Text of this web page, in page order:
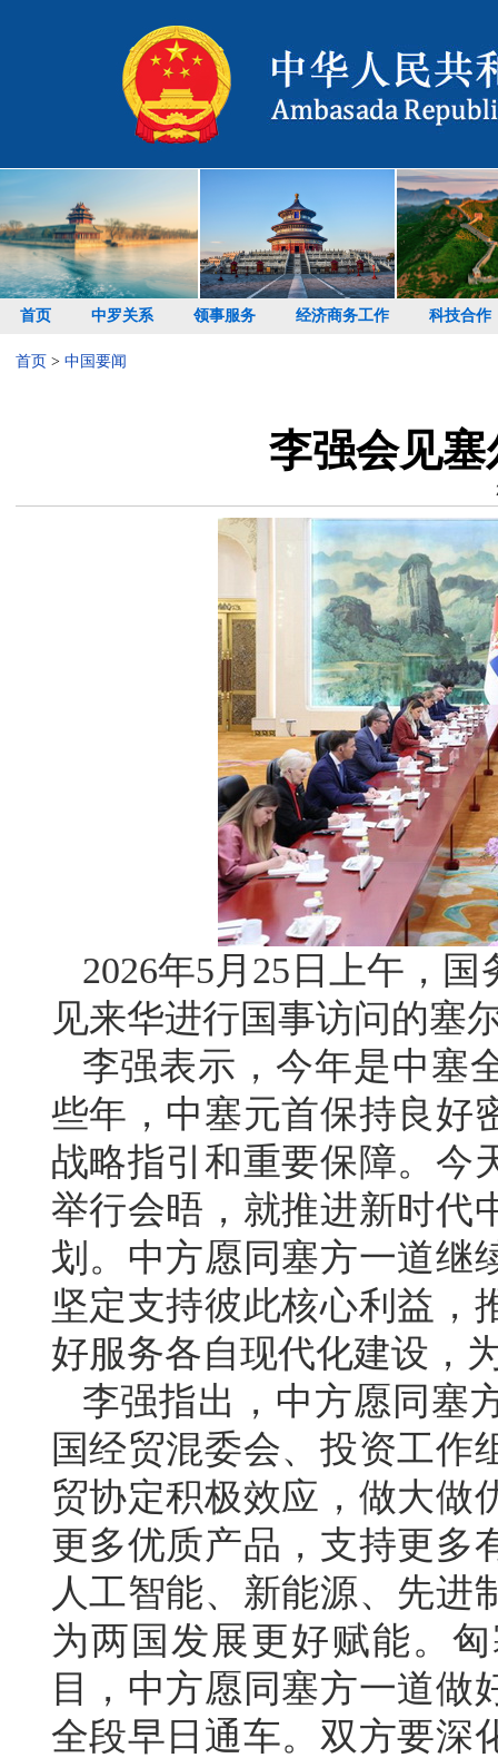
首页 中罗关系 领事服务 经济商务工作 科技合作
首页 > 中国要闻
李强会见
2026年5月25日上午，
见来华进行国事访问的塞
李强表示，今年是中塞
些年，中塞元首保持良好
战略指引和重要保障。今
举行会晤，就推进新时代
划。中方愿同塞方一道继
坚定支持彼此核心利益，
好服务各自现代化建设，
李强指出，中方愿同塞
国经贸混委会、投资工作
贸协定积极效应，做大做
更多优质产品，支持更多
人工智能、新能源、先进
为两国发展更好赋能。
目，中方愿同塞方一道做
全段早日通车。双方要深